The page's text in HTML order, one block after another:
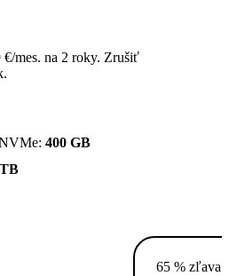
€/mes. na 2 roky. Zrušiť
400 GB
65 % zľava